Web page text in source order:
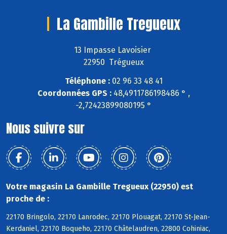
La Gambille Tregueux
13 Impasse Lavoisier
22950 Trégueux
Téléphone :02 96 33 48 41
Coordonnées GPS :48,4911786198486 ° ,
-2,72423899080195 °
Nous suivre sur
Votre magasin La Gambille Tregueux (22950) est
proche de :
22170 Bringolo, 22170 Lanrodec, 22170 Plouagat, 22170 St-Jean-
Kerdaniel, 22170 Boqueho, 22170 Châtelaudren, 22800 Cohiniac,